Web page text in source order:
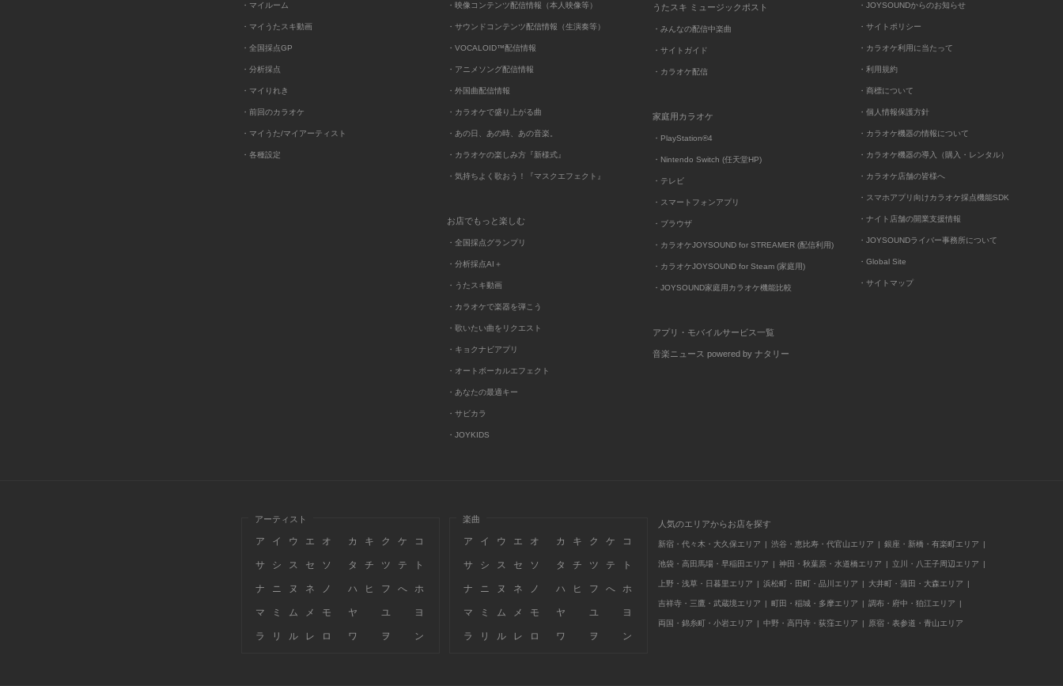
・マイルーム
・マイうたスキ動画
・全国採点GP
・分析採点
・マイりれき
・前回のカラオケ
・マイうた/マイアーティスト
・各種設定
・映像コンテンツ配信情報（本人映像等）
・サウンドコンテンツ配信情報（生演奏等）
・VOCALOID™配信情報
・アニメソング配信情報
・外国曲配信情報
・カラオケで盛り上がる曲
・あの日、あの時、あの音楽。
・カラオケの楽しみ方『新様式』
・気持ちよく歌おう！『マスクエフェクト』
お店でもっと楽しむ
・全国採点グランプリ
・分析採点AI＋
・うたスキ動画
・カラオケで楽器を弾こう
・歌いたい曲をリクエスト
・キョクナビアプリ
・オートボーカルエフェクト
・あなたの最適キー
・サビカラ
・JOYKIDS
うたスキ ミュージックポスト
・みんなの配信中楽曲
・サイトガイド
・カラオケ配信
家庭用カラオケ
・PlayStation®4
・Nintendo Switch (任天堂HP)
・テレビ
・スマートフォンアプリ
・ブラウザ
・カラオケJOYSOUND for STREAMER (配信利用)
・カラオケJOYSOUND for Steam (家庭用)
・JOYSOUND家庭用カラオケ機能比較
アプリ・モバイルサービス一覧
音楽ニュース powered by ナタリー
・JOYSOUNDからのお知らせ
・サイトポリシー
・カラオケ利用に当たって
・利用規約
・商標について
・個人情報保護方針
・カラオケ機器の情報について
・カラオケ機器の導入（購入・レンタル）
・カラオケ店舗の皆様へ
・スマホアプリ向けカラオケ採点機能SDK
・ナイト店舗の開業支援情報
・JOYSOUNDライバー事務所について
・Global Site
・サイトマップ
アーティスト
ア イ ウ エ オ カ キ ク ケ コ
サ シ ス セ ソ タ チ ツ テ ト
ナ ニ ヌ ネ ノ ハ ヒ フ へ ホ
マ ミ ム メ モ ヤ ユ ヨ
ラ リ ル レ ロ ワ ヲ ン
楽曲
ア イ ウ エ オ カ キ ク ケ コ
サ シ ス セ ソ タ チ ツ テ ト
ナ ニ ヌ ネ ノ ハ ヒ フ へ ホ
マ ミ ム メ モ ヤ ユ ヨ
ラ リ ル レ ロ ワ ヲ ン
人気のエリアからお店を探す
新宿・代々木・大久保エリア 渋谷・恵比寿・代官山エリア 銀座・新橋・有楽町エリア
池袋・高田馬場・早稲田エリア 神田・秋葉原・水道橋エリア 立川・八王子周辺エリア
上野・浅草・日暮里エリア 浜松町・田町・品川エリア 大井町・蒲田・大森エリア
吉祥寺・三鷹・武蔵境エリア 町田・稲城・多摩エリア 調布・府中・狛江エリア
両国・錦糸町・小岩エリア 中野・高円寺・荻窪エリア 原宿・表参道・青山エリア